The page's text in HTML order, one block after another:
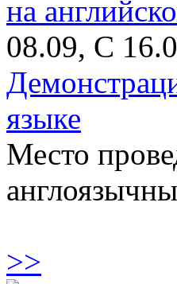
08.09, С
языке
Место
>>